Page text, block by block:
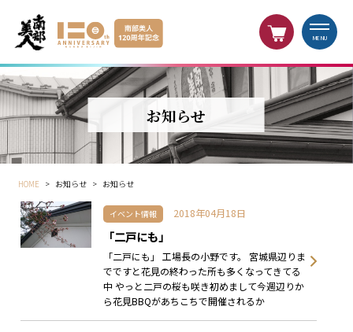
MENU
お知らせ
HOME > お知らせ > お知らせ
イベント情報 2018年04月18日
「二戸にも」
「二戸にも」 工場長の小野です。 宮城県辺りま
でですと花見の終わった所も多くなってきてる
中 やっと二戸の桜も咲き初めまして今週辺りか
ら花見BBQがあちこちで開催されるか